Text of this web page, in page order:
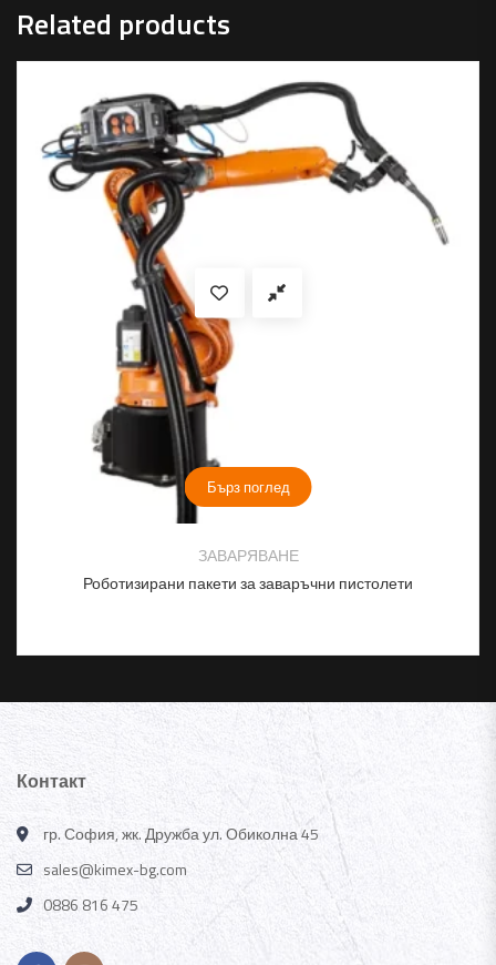
Related products
Бърз поглед
ЗАВАРЯВАНЕ
Роботизирани пакети за заваръчни пистолети
Контакт
гр. София, жк. Дружба ул. Обиколна 45
sales@kimex-bg.com
0886 816 475